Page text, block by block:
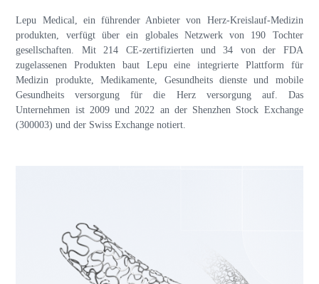
Lepu Medical, ein führender Anbieter von Herz-Kreislauf-Medizin
produkten, verfügt über ein globales Netzwerk von 190 Tochter
gesellschaften. Mit 214 CE-zertifizierten und 34 von der FDA
zugelassenen Produkten baut Lepu eine integrierte Plattform für
Medizin produkte, Medikamente, Gesundheits dienste und mobile
Gesundheits versorgung für die Herz versorgung auf. Das
Unternehmen ist 2009 und 2022 an der Shenzhen Stock Exchange
(300003) und der Swiss Exchange notiert.